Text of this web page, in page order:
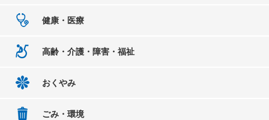
健康・医療
高齢・介護・障害・福祉
おくやみ
ごみ・環境